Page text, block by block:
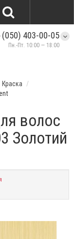
(050) 403-00-05
Пн.-Пт. 10:00 — 18:00
Краска
волос
Золотий